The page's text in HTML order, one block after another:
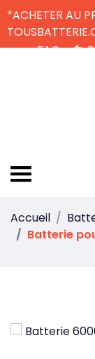
*ACHETER AU
FAQ
Accueil
Batterie